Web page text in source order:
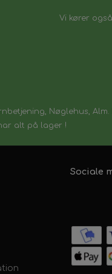
Vi kører
Nøglehus,
alt på lager !
Sociale